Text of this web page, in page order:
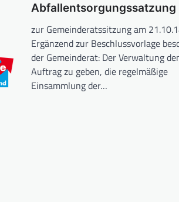
Abfallentsorgungssatzung
zur Gemeinderatssitzung am
Ergänzend zur Beschlussvorlage
der Gemeinderat: Der Verwaltung
Auftrag zu geben, die regelmäßige
Einsammlung der…